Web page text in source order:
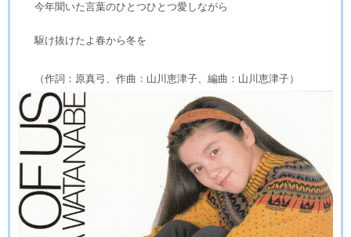
今年聞いた言葉のひとつひとつ愛しながら
駆け抜けたよ春から冬を
（作詞：原真弓、作曲：山川恵津子、編曲：山川恵津子）